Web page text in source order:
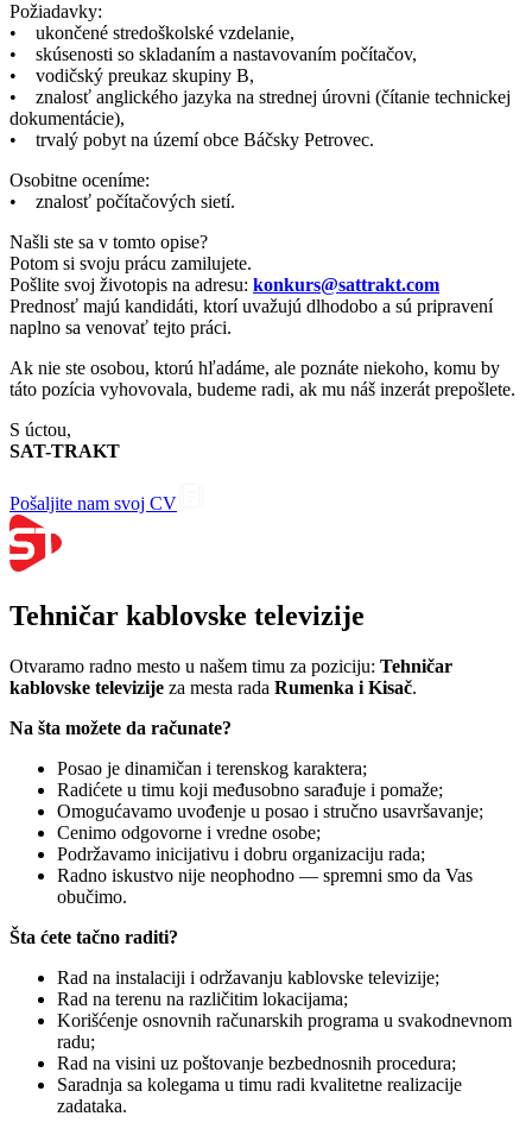
Požiadavky:
• ukončené stredoškolské vzdelanie,
• skúsenosti so skladaním a nastavovaním počítačov,
• vodičský preukaz skupiny B,
• znalosť anglického jazyka na strednej úrovni (čítanie technickej
dokumentácie),
• trvalý pobyt na území obce Báčsky Petrovec.
Osobitne oceníme:
• znalosť počítačových sietí.
Našli ste sa v tomto opise?
Potom si svoju prácu zamilujete.
Pošlite svoj životopis na adresu: konkurs@sattrakt.com
Prednosť majú kandidáti, ktorí uvažujú dlhodobo a sú pripravení
naplno sa venovať tejto práci.
Ak nie ste osobou, ktorú hľadáme, ale poznáte niekoho, komu by
táto pozícia vyhovovala, budeme radi, ak mu náš inzerát prepošlete.
S úctou,
SAT-TRAKT
Pošaljite nam svoj CV
Tehničar kablovske televizije
Otvaramo radno mesto u našem timu za poziciju: Tehničar
kablovske televizije za mesta rada Rumenka i Kisač.
Na šta možete da računate?
Posao je dinamičan i terenskog karaktera;
Radićete u timu koji međusobno sarađuje i pomaže;
Omogućavamo uvođenje u posao i stručno usavršavanje;
Cenimo odgovorne i vredne osobe;
Podržavamo inicijativu i dobru organizaciju rada;
Radno iskustvo nije neophodno — spremni smo da Vas
obučimo.
Šta ćete tačno raditi?
Rad na instalaciji i održavanju kablovske televizije;
Rad na terenu na različitim lokacijama;
Korišćenje osnovnih računarskih programa u svakodnevnom
radu;
Rad na visini uz poštovanje bezbednosnih procedura;
Saradnja sa kolegama u timu radi kvalitetne realizacije
zadataka.